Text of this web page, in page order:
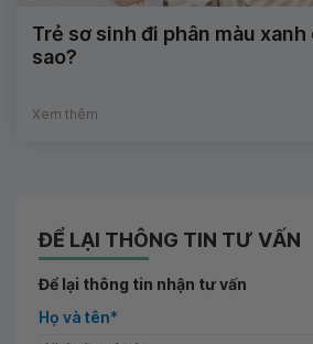
Trẻ sơ sinh đi phân màu
sao?
Xem thêm
ĐỂ LẠI THÔNG TIN TƯ VẤN
Để lại thông tin nhận tư vấn
Họ và tên*